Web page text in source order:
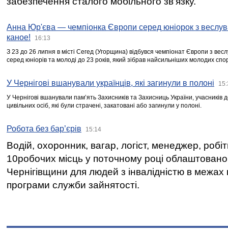
Анна Юр'єва — чемпіонка Європи серед юніорок з
каное!
16:13
З 23 до 26 липня в місті Сегед (Угорщина) відбувся чемпіонат Європи з
серед юніорів та молоді до 23 років, який зібрав найсильніших молодих
У Чернігові вшанували українців, які загинули в полоні
У Чернігові вшанували пам’ять Захисників та Захисниць України,
цивільних осіб, які були страчені, закатовані або загинули у полоні.
Робота без бар’єрів 15:14
Водій, охоронник, вагар, логіст, менеджер,
10робочих місць у поточному році
Чернігівщини для людей з інвалідністю в межах
програми служби зайнятості.